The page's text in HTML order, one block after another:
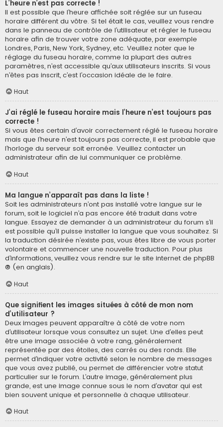
L’heure n’est pas correcte !
Il est possible que l’heure affichée soit réglée sur un fuseau
horaire différent du vôtre. Si tel était le cas, veuillez vous rendre
dans le panneau de contrôle de l’utilisateur et régler le fuseau
horaire afin de trouver votre zone adéquate, par exemple
Londres, Paris, New York, Sydney, etc. Veuillez noter que le
réglage du fuseau horaire, comme la plupart des autres
paramètres, n’est accessible qu’aux utilisateurs inscrits. Si vous
n’êtes pas inscrit, c’est l’occasion idéale de le faire.
Haut
J’ai réglé le fuseau horaire mais l’heure n’est toujours pas
correcte !
Si vous êtes certain d’avoir correctement réglé le fuseau horaire
mais que l’heure n’est toujours pas correcte, il est probable que
l’horloge du serveur soit erronée. Veuillez contacter un
administrateur afin de lui communiquer ce problème.
Haut
Ma langue n’apparaît pas dans la liste !
Soit les administrateurs n’ont pas installé votre langue sur le
forum, soit le logiciel n’a pas encore été traduit dans votre
langue. Essayez de demander à un administrateur du forum s’il
est possible qu’il puisse installer la langue que vous souhaitez. Si
la traduction désirée n’existe pas, vous êtes libre de vous porter
volontaire et commencer une nouvelle traduction. Pour plus
d’informations, veuillez vous rendre sur le site internet de phpBB
® (en anglais).
Haut
Que signifient les images situées à côté de mon nom
d’utilisateur ?
Deux images peuvent apparaître à côté de votre nom
d’utilisateur lorsque vous consultez un sujet. Une d’elles peut
être une image associée à votre rang, généralement
représentée par des étoiles, des carrés ou des ronds. Elle
permet d’indiquer votre activité selon le nombre de messages
que vous avez publié, ou permet de différencier votre statut
particulier sur le forum. L’autre image, généralement plus
grande, est une image connue sous le nom d’avatar qui est
bien souvent unique et personnelle à chaque utilisateur.
Haut